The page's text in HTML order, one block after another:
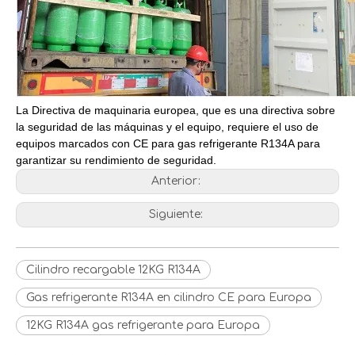
La Directiva de maquinaria europea, que es una directiva sobre
la seguridad de las máquinas y el equipo, requiere el uso de
equipos marcados con CE para gas refrigerante R134A para
garantizar su rendimiento de seguridad.
Anterior:
Siguiente:
Cilindro recargable 12KG R134A
Gas refrigerante R134A en cilindro CE para Europa
12KG R134A gas refrigerante para Europa
FRIOFLOR produce R410A en cilindros de 11,3 kg FRIOFLOR, fabricante chino de gas R438A